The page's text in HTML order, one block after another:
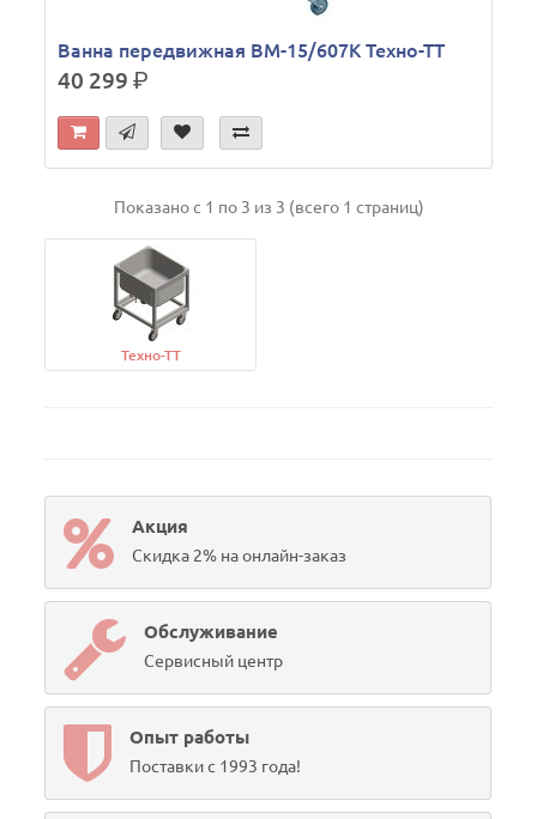
Ванна передвижная ВМ-15/607К Техно-ТТ
40 299р.
Показано с 1 по 3 из 3 (всего 1 страниц)
Техно-ТТ
Акция
Скидка 2% на онлайн-заказ
Обслуживание
Сервисный центр
Опыт работы
Поставки с 1993 года!